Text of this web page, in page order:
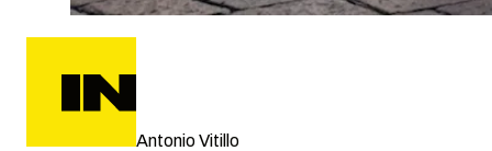
Antonio Vitillo